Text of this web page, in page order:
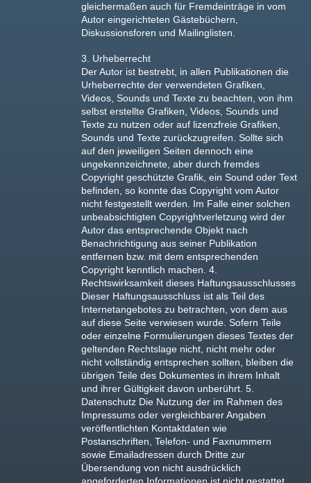
gleichermaßen auch für Fremdeinträge in vom
Autor eingerichteten Gästebüchern,
Diskussionsforen und Mailinglisten.
3. Urheberrecht
Der Autor ist bestrebt, in allen Publikationen die
Urheberrechte der verwendeten Grafiken,
Videos, Sounds und Texte zu beachten, von ihm
selbst erstellte Grafiken, Videos, Sounds und
Texte zu nutzen oder auf lizenzfreie Grafiken,
Sounds und Texte zurückzugreifen. Sollte sich
auf den jeweiligen Seiten dennoch eine
ungekennzeichnete, aber durch fremdes
Copyright geschützte Grafik, ein Sound oder Text
befinden, so konnte das Copyright vom Autor
nicht festgestellt werden. Im Falle einer solchen
unbeabsichtigten Copyrightverletzung wird der
Autor das entsprechende Objekt nach
Benachrichtigung aus seiner Publikation
entfernen bzw. mit dem entsprechenden
Copyright kenntlich machen. 4.
Rechtswirksamkeit dieses Haftungsausschlusses
Dieser Haftungsausschluss ist als Teil des
Internetangebotes zu betrachten, von dem aus
auf diese Seite verwiesen wurde. Sofern Teile
oder einzelne Formulierungen dieses Textes der
geltenden Rechtslage nicht, nicht mehr oder
nicht vollständig entsprechen sollten, bleiben die
übrigen Teile des Dokumentes in ihrem Inhalt
und ihrer Gültigkeit davon unberührt. 5.
Datenschutz Die Nutzung der im Rahmen des
Impressums oder vergleichbarer Angaben
veröffentlichten Kontaktdaten wie
Postanschriften, Telefon- und Faxnummern
sowie Emailadressen durch Dritte zur
Übersendung von nicht ausdrücklich